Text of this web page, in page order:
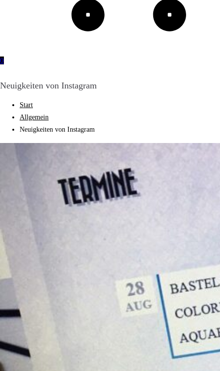
0
Neuigkeiten von Instagram
Start
Allgemein
Neuigkeiten von Instagram